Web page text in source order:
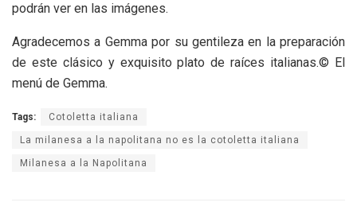
podrán ver en las imágenes.
Agradecemos a Gemma por su gentileza en la preparación
de este clásico y exquisito plato de raíces italianas.© El
menú de Gemma.
Tags: Cotoletta italiana
La milanesa a la napolitana no es la cotoletta italiana
Milanesa a la Napolitana